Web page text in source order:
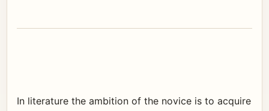
In literature the ambition of the novice is to acquire